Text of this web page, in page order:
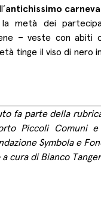
antichissimo
metà dei
– veste con abiti
tinge il viso di nero
fa parte della
Piccoli Comuni
Symbolae
a cura diBianco